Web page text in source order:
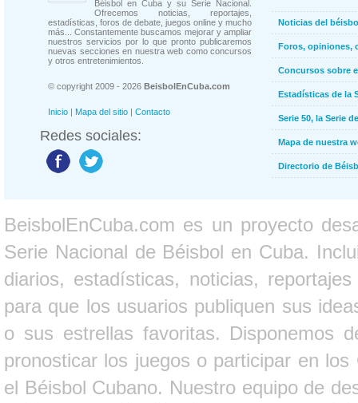
Béisbol en Cuba y su Serie Nacional.
Ofrecemos noticias, reportajes,
estadísticas, foros de debate, juegos online y mucho
más... Constantemente buscamos mejorar y ampliar
nuestros servicios por lo que pronto publicaremos
nuevas secciones en nuestra web como concursos
y otros entretenimientos.
© copyright 2009 - 2026 BeisbolEnCuba.com
Inicio | Mapa del sitio | Contacto
Redes sociales:
Noticias del
Foros, opiniones,
Concursos sobre
Estadísticas de la
Serie 50, la Serie
Mapa de nuestra
Directorio de
BeisbolEnCuba.com es un proyecto
Serie Nacional de Béisbol en Cuba.
diarios, estadísticas, noticias,
para que los usuarios publiquen sus
o sus estrellas favoritas. Disponemos
pronosticar los juegos o participar en
el Béisbol Cubano. Nuestro equipo de